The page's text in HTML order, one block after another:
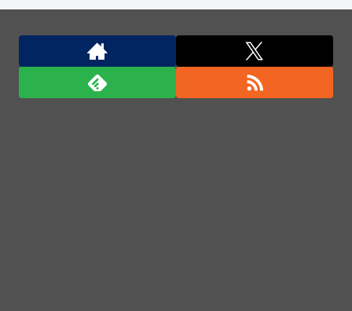
【群馬】デカいNinja乗りさん、後方確認しない軽四
に当てられてしまう。
「自衛隊員や報道カメラマンのフリをして泥棒を…」
500万円分の預金通帳を盗まれた高齢女性が明かす被